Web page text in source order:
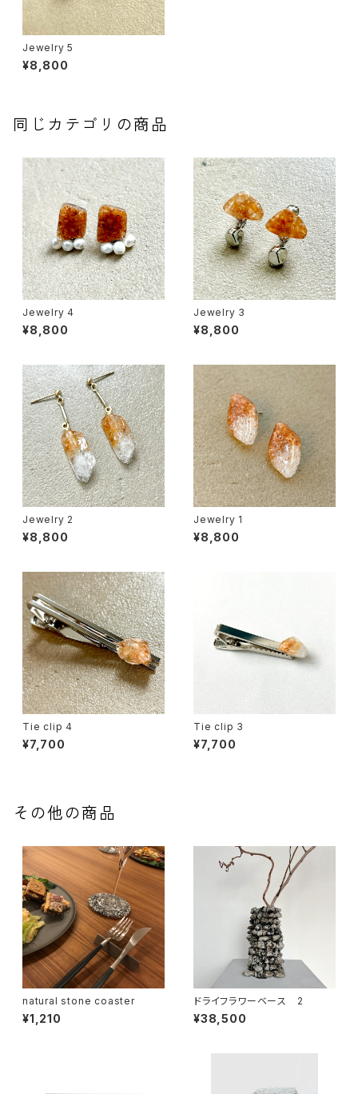
Jewelry 5
¥8,800
同じカテゴリの商品
Jewelry 4
¥8,800
Jewelry 3
¥8,800
Jewelry 2
¥8,800
Jewelry 1
¥8,800
Tie clip 4
¥7,700
Tie clip 3
¥7,700
その他の商品
natural stone coaster
¥1,210
ドライフラワーベース 2
¥38,500